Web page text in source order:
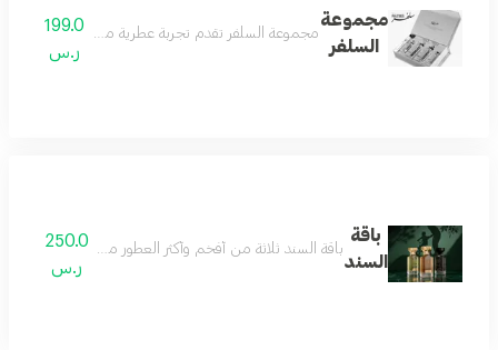
مجموعة
السلفر
مجموعة السلفر تقدم تجربة عطرية متكاملة تجمع بين
199.0
ر.س
باقة
السند
باقة السند ثلاثة من أفخم وأكثر العطور مبيعاً، جُمعت
250.0
ر.س